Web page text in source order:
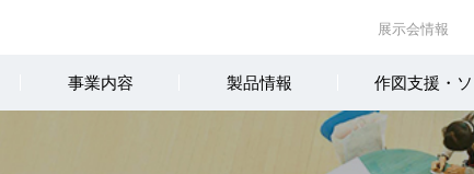
展示会情報
事業内容 製品情報 作図支援・